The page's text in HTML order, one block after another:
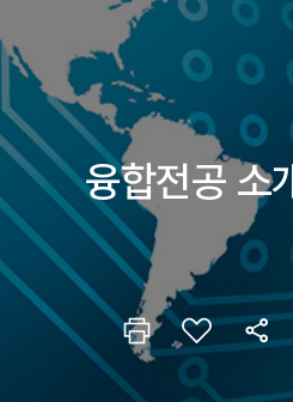
융합전공 소